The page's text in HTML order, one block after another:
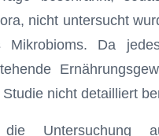
nicht untersucht
Mikrobioms. Da
nicht detailliert
Untersuchung